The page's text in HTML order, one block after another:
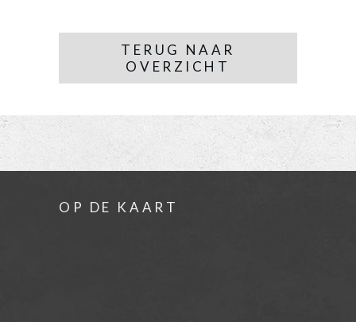
TERUG NAAR
OVERZICHT
OP DE KAART